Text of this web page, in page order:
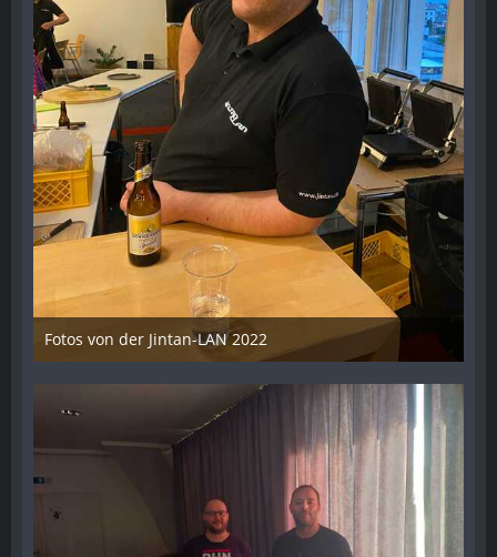
Fotos von der Jintan-LAN 2022
17. Oktober 2022